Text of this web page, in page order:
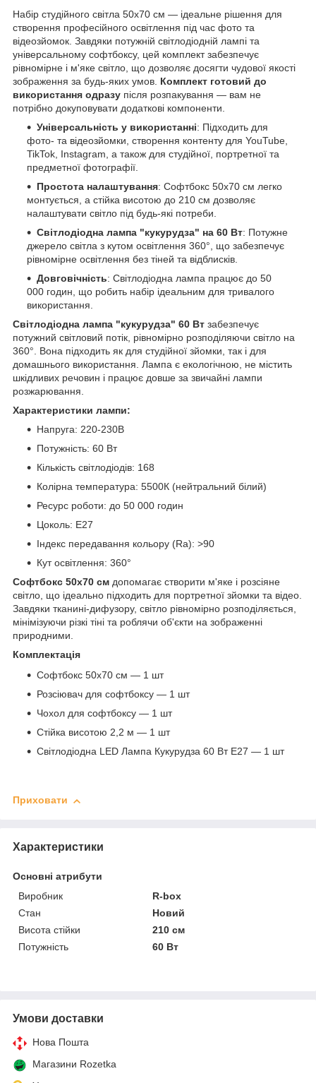
Набір студійного світла 50х70 см — ідеальне рішення для
створення професійного освітлення під час фото та
відеозйомок. Завдяки потужній світлодіодній лампі та
універсальному софтбоксу, цей комплект забезпечує
рівномірне і м'яке світло, що дозволяє досягти чудової якості
зображення за будь-яких умов. Комплект готовий до
використання одразу після розпакування — вам не
потрібно докуповувати додаткові компоненти.
Універсальність у використанні: Підходить для
фото- та відеозйомки, створення контенту для YouTube,
TikTok, Instagram, а також для студійної, портретної та
предметної фотографії.
Простота налаштування: Софтбокс 50х70 см легко
монтується, а стійка висотою до 210 см дозволяє
налаштувати світло під будь-які потреби.
Світлодіодна лампа "кукурудза" на 60 Вт: Потужне
джерело світла з кутом освітлення 360°, що забезпечує
рівномірне освітлення без тіней та відблисків.
Довговічність: Світлодіодна лампа працює до 50
000 годин, що робить набір ідеальним для тривалого
використання.
Світлодіодна лампа "кукурудза" 60 Вт забезпечує
потужний світловий потік, рівномірно розподіляючи світло на
360°. Вона підходить як для студійної зйомки, так і для
домашнього використання. Лампа є екологічною, не містить
шкідливих речовин і працює довше за звичайні лампи
розжарювання.
Характеристики лампи:
Напруга: 220-230В
Потужність: 60 Вт
Кількість світлодіодів: 168
Колірна температура: 5500К (нейтральний білий)
Ресурс роботи: до 50 000 годин
Цоколь: E27
Індекс передавання кольору (Ra): >90
Кут освітлення: 360°
Софтбокс 50х70 см допомагає створити м'яке і розсіяне
світло, що ідеально підходить для портретної зйомки та відео.
Завдяки тканині-дифузору, світло рівномірно розподіляється,
мінімізуючи різкі тіні та роблячи об'єкти на зображенні
природними.
Комплектація
Софтбокс 50х70 см — 1 шт
Розсіювач для софтбоксу — 1 шт
Чохол для софтбоксу — 1 шт
Стійка висотою 2,2 м — 1 шт
Світлодіодна LED Лампа Кукурудза 60 Вт E27 — 1 шт
Приховати
Характеристики
Основні атрибути
Виробник
R-box
Стан
Новий
Висота стійки
210 см
Потужність
60 Вт
Умови доставки
Нова Пошта
Магазини Rozetka